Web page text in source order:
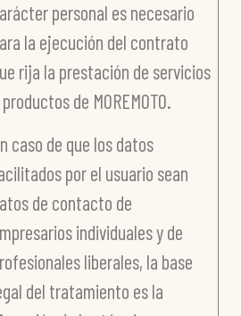
personal es necesario
la ejecución del contrato
rija la prestación de servicios
de MOREMOTO.
caso de que los datos
por el usuario sean
de contacto de
individuales y de
liberales, la base
del tratamiento es la